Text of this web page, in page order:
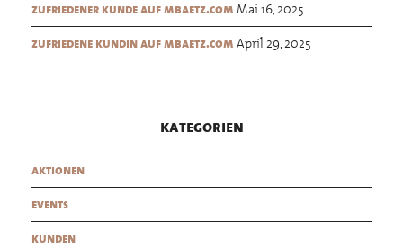
zufriedener kunde auf mbaetz.com Mai 16, 2025
zufriedene kundin auf mbaetz.com April 29, 2025
kategorien
aktionen
events
kunden